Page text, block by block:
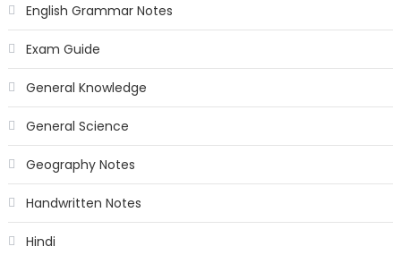
English Grammar Notes
Exam Guide
General Knowledge
General Science
Geography Notes
Handwritten Notes
Hindi